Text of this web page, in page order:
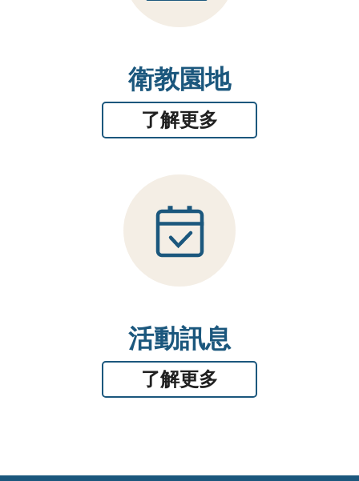
衛教園地
了解更多
活動訊息
了解更多